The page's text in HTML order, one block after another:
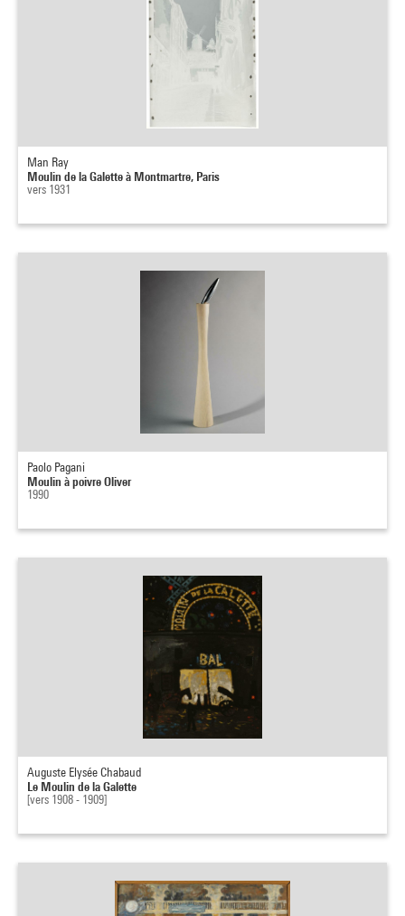
Man Ray
Moulin de la Galette à Montmartre, Paris
vers 1931
Paolo Pagani
Moulin à poivre Oliver
1990
Auguste Elysée Chabaud
Le Moulin de la Galette
[vers 1908 - 1909]